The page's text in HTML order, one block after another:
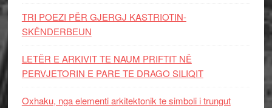
TRI POEZI PËR GJERGJ KASTRIOTIN-
SKËNDERBEUN
LETËR E ARKIVIT TE NAUM PRIFTIT NË
PERVJETORIN E PARE TE DRAGO SILIQIT
Oxhaku, nga elementi arkitektonik te simboli i trungut